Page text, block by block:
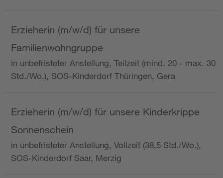
Erzieherin (m/w/d) für unsere
Familienwohngruppe
in unbefristeter Anstellung, Teilzeit (mind. 20 - max. 30
Std./Wo.), SOS-Kinderdorf Thüringen, Gera
Erzieherin (m/w/d) für unsere Kinderkrippe
Sonnenschein
in unbefristeter Anstellung, Vollzeit (38,5 Std./Wo.),
SOS-Kinderdorf Saar, Merzig